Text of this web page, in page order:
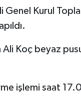
Kurul
Koç beyaz
işlemi saat